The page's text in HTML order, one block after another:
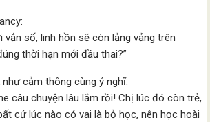
vắn số, linh hồn sẽ còn lảng vảng trên
thời hạn mới đầu thai?”
cảm thông cùng ý nghĩ:
câu chuyện lâu lắm rồi! Chị lúc đó còn trẻ,
cứ lúc nào có vai là bỏ học, nên học hoài